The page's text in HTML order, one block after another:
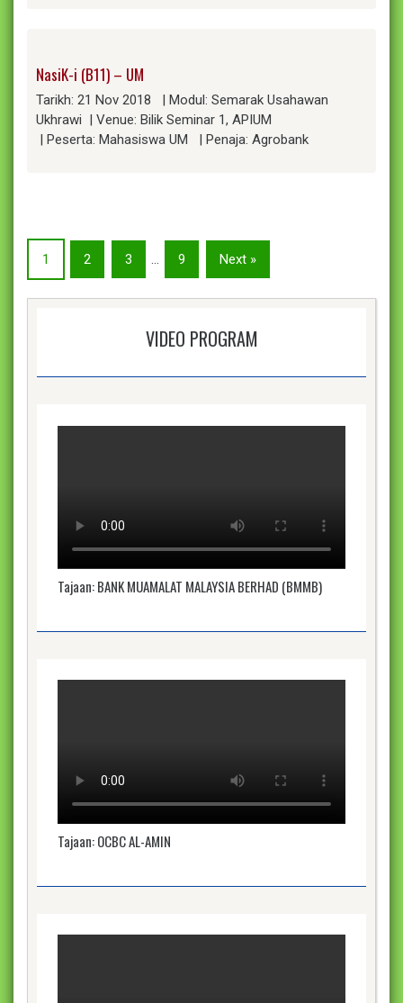
NasiK-i (B11) – UM
Tarikh: 21 Nov 2018 | Modul: Semarak Usahawan
Ukhrawi | Venue: Bilik Seminar 1, APIUM
| Peserta: Mahasiswa UM | Penaja: Agrobank
1 2 3 … 9 Next »
VIDEO PROGRAM
Tajaan: BANK MUAMALAT MALAYSIA BERHAD (BMMB)
Tajaan: OCBC AL-AMIN